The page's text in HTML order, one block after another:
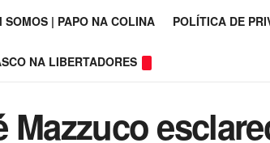
SOMOS | PAPO NA COLINA POLÍTICA DE
NA LIBERTADORES
Mazzuco